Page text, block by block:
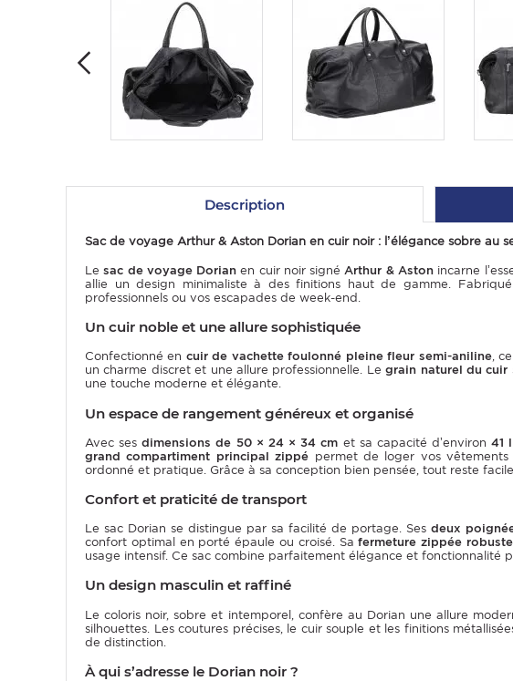
Description
Sac de voyage Arthur & Aston Dorian en cuir noir : l’élégance sobre au
Lesac de voyage Dorian en cuir noir signéArthur & Astonincarne
allie un design minimaliste à des finitions haut de gamme.
professionnels ou vos escapades de week-end.
Un cuir noble et une allure sophistiquée
Confectionné en cuir de vachette foulonné pleine fleur semi-aniline,
un charme discret et une allure professionnelle. Legrain naturel du cuir
une touche moderne et élégante.
Un espace de rangement généreux et organisé
Avec sesdimensions de 50 × 24 × 34 cm et sa capacité d’environ41
grand compartiment principal zippé permet de loger vos vêtements
ordonné et pratique. Grâce à sa conception bien pensée, tout reste
Confort et praticité de transport
Le sac Dorian se distingue par sa facilité de portage. Sesdeux
confort optimal en porté épaule ou croisé. Safermeture zippée robuste
usage intensif. Ce sac combine parfaitement élégance et fonctionnalité
Un design masculin et raffiné
Le coloris noir, sobre et intemporel, confère au Dorian une allure
silhouettes. Les coutures précises, le cuir souple et les finitions
de distinction.
À qui s’adresse le Dorian noir ?